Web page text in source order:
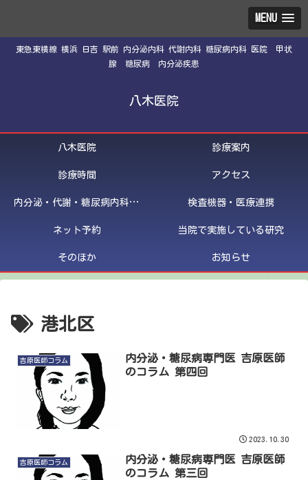
MENU
東急東横線 横浜 日吉 駅前 内分泌内科 代謝内科 糖尿病内科 医院 甲状
腺 糖尿病 内分泌疾患
八木医院
八木医院 診療案内
診療時間 アクセス
内分泌・代謝・糖尿病内科医紹介 検査機器・医療連携
ネット予約 当院で実施している研究
そのほか お知らせ
港北区
吉原医師コラム
内分泌・糖尿病専門医 吉原医師
のコラム 第四回
2023.10.30
吉原医師コラム
内分泌・糖尿病専門医 吉原医師
のコラム 第三回